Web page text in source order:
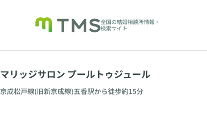
全国の結婚相談所情報・
検索サイト
マリッジサロン プールトゥジュール
京成松戸線(旧新京成線)五香駅から徒歩約15分